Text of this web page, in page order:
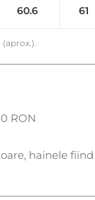
60.6 61
RON
hainele fiind